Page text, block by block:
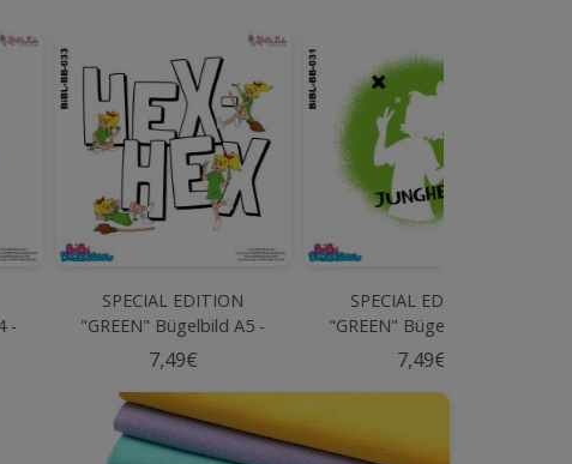
-
SPECIAL EDITION
"GREEN" Bügelbild A5 -
BIBI BLBERG #31
7,49€
SPECIAL EDITION
"GREEN" Bügelbild A5 -
BIBI BLBERG #27
7,49€